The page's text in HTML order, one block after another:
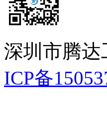
深圳市腾
ICP备